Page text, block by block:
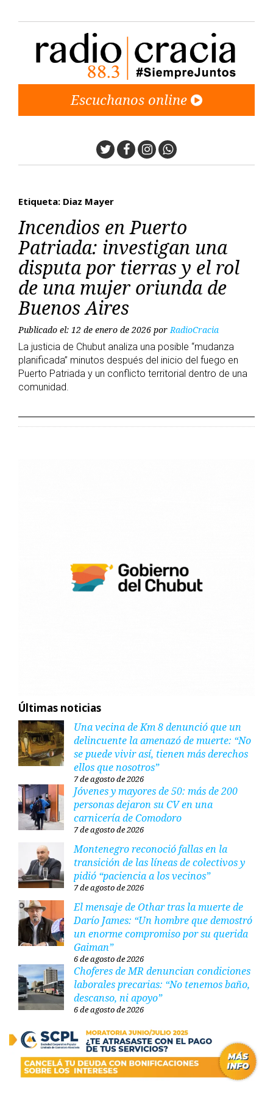
Escuchanos online
TwitterFacebook
Instagram
Whatsapp
Etiqueta: Diaz Mayer
Incendios en Puerto
Patriada: investigan una
disputa por tierras y el rol
de una mujer oriunda de
Buenos Aires
Publicado el: 12 de enero de 2026 porRadioCracia
La justicia de Chubut analiza una posible “mudanza
planificada” minutos después del inicio del fuego en
Puerto Patriada y un conflicto territorial dentro de una
comunidad.
Últimas noticias
Una vecina de Km 8 denunció que un
delincuente la amenazó de muerte: “No
se puede vivir así, tienen más derechos
ellos que nosotros”
7 de agosto de 2026
Jóvenes y mayores de 50: más de 200
personas dejaron su CV en una
carnicería de Comodoro
7 de agosto de 2026
Montenegro reconoció fallas en la
transición de las líneas de colectivos y
pidió “paciencia a los vecinos”
7 de agosto de 2026
El mensaje de Othar tras la muerte de
Darío James: “Un hombre que demostró
un enorme compromiso por su querida
Gaiman”
6 de agosto de 2026
Choferes de MR denuncian condiciones
laborales precarias: “No tenemos baño,
descanso, ni apoyo”
6 de agosto de 2026